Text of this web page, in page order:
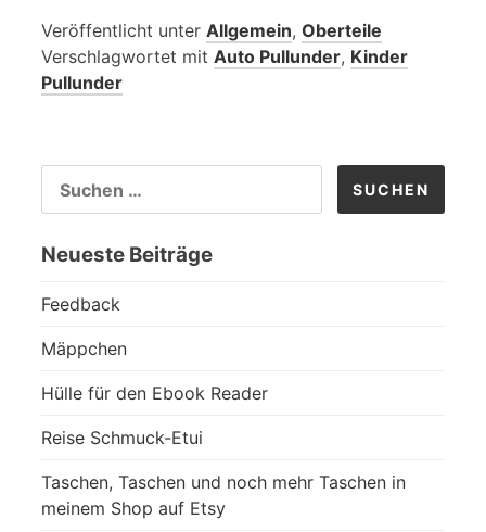
Veröffentlicht unter Allgemein, Oberteile
Verschlagwortet mit Auto Pullunder, Kinder
Pullunder
NACH:
Neueste Beiträge
Feedback
Mäppchen
Hülle für den Ebook Reader
Reise Schmuck-Etui
Taschen, Taschen und noch mehr Taschen in
meinem Shop auf Etsy